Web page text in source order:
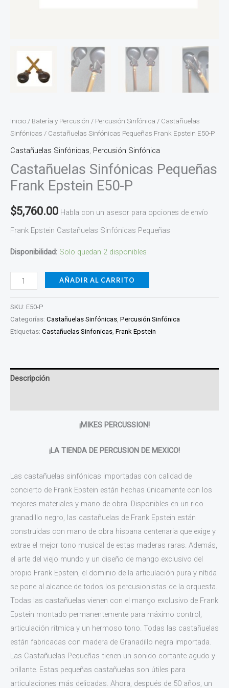
Inicio / Batería y Percusión / Percusión Sinfónica / Castañuelas
Sinfónicas / Castañuelas Sinfónicas Pequeñas Frank Epstein E50-P
Castañuelas Sinfónicas Percusión Sinfónica
Castañuelas Sinfónicas Pequeñas
Frank Epstein E50-P
$5,760.00 Habla con un asesor para opciones de envío
Frank Epstein Castañuelas Sinfónicas Pequeñas
Disponibilidad: Solo quedan 2 disponibles
AÑADIR AL CARRITO
SKU: E50-P
Categorías: Castañuelas Sinfónicas, Percusión Sinfónica
Etiquetas: Castañuelas Sinfonicas, Frank Epstein
Descripción
¡MIKES PERCUSSION!
¡LA TIENDA DE PERCUSION DE MEXICO!
Las castañuelas sinfónicas importadas con calidad de
concierto de Frank Epstein están hechas únicamente con los
mejores materiales y mano de obra. Disponibles en un rico
granadillo negro, las castañuelas de Frank Epstein están
construidas con mano de obra hispana centenaria que exige y
extrae el mejor tono musical de estas maderas raras. Además,
el arte del viejo mundo y un diseño de mango exclusivo del
propio Frank Epstein, el dominio de la articulación pura y nítida
se pone al alcance de todos los percusionistas de la orquesta.
Todas las castañuelas vienen con el mango exclusivo de Frank
Epstein montado permanentemente para máximo control,
articulación rítmica y un hermoso tono. Todas las castañuelas
están fabricadas con madera de Granadillo negra importada.
Las Castañuelas Pequeñas tienen un sonido cortante agudo y
brillante. Estas pequeñas castañuelas son útiles para
articulaciones más delicadas. Ahora, después de 50 años, un